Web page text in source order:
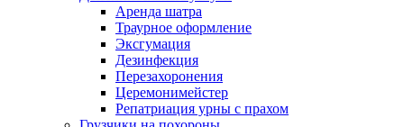
Аренда шатра
Траурное оформление
Эксгумация
Дезинфекция
Перезахоронения
Церемонимейстер
Репатриация урны с прахом